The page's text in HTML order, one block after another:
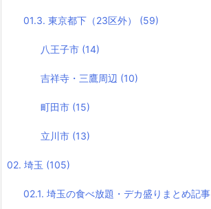
01.3. 東京都下（23区外） (59)
八王子市 (14)
吉祥寺・三鷹周辺 (10)
町田市 (15)
立川市 (13)
02. 埼玉 (105)
02.1. 埼玉の食べ放題・デカ盛りまとめ記事